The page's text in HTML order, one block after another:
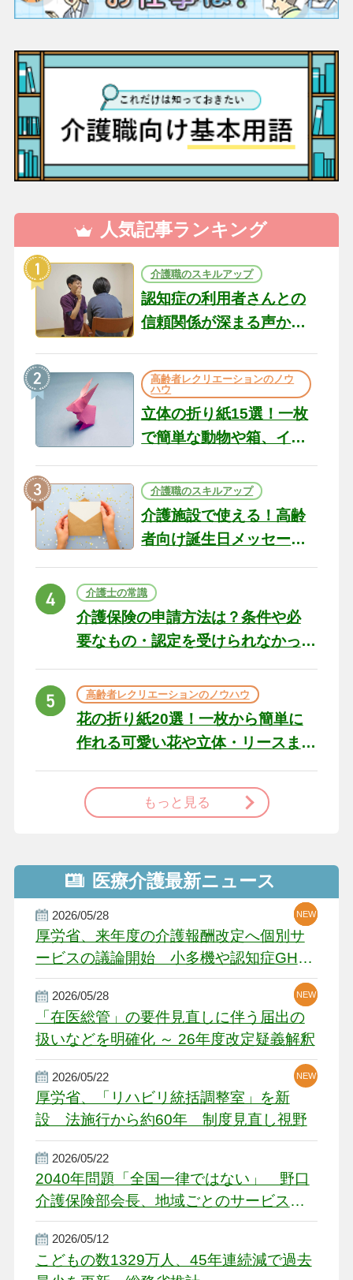
人気記事ランキング
介護職のスキルアップ
認知症の利用者さんとの
信頼関係が深まる声かけ
の現場から（22）
高齢者レクリエーションのノウ
ハウ
立体の折り紙15選！一枚
で簡単な動物や箱、イン
介護職のスキルアップ
介護施設で使える！高齢
者向け誕生日メッセージ
ト
介護士の常識
介護保険の申請方法は？条件や必
要なもの・認定を受けられなかっ
高齢者レクリエーションのノウハウ
花の折り紙20選！一枚から簡単に
作れる可愛い花や立体・リースま
もっと見る
医療介護最新ニュース
2026/05/28
厚労省、来年度の介護報酬改定へ個別サ
ービスの議論開始 小多機や認知症GH、
厳しい経営環境に危機感
NEW
NEW
NEW
2026/05/28
「在医総管」の要件見直しに伴う届出の
扱いなどを明確化 ～ 26年度改定疑義解釈
NEW
NEW
2026/05/22
厚労省、「リハビリ統括調整室」を新
設 法施行から約60年 制度見直し視野
NEW
2026/05/22
2040年問題「全国一律ではない」 野口
介護保険部会長、地域ごとのサービス基
盤整備を促す
2026/05/12
こどもの数1329万人、45年連続減で過去